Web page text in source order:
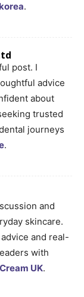
.
post. I
advice
about
trusted
journeys
.
and
skincare.
and real-
with
UK.